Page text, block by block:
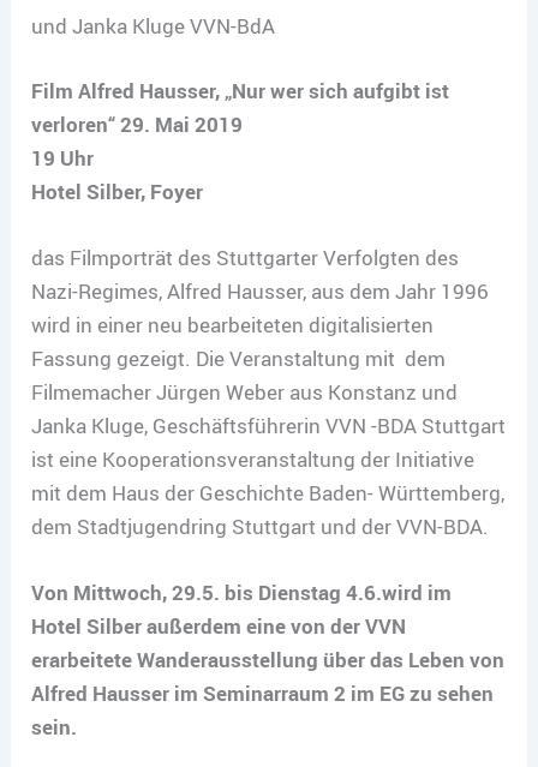
und Janka Kluge VVN-BdA
Film Alfred Hausser, „Nur wer sich aufgibt ist
verloren“29. Mai 2019
19 Uhr
Hotel Silber, Foyer
das Filmporträt des Stuttgarter Verfolgten des
Nazi-Regimes, Alfred Hausser, aus dem Jahr 1996
wird in einer neu bearbeiteten digitalisierten
Fassung gezeigt. Die Veranstaltung mit dem
Filmemacher Jürgen Weber aus Konstanz und
Janka Kluge, Geschäftsführerin VVN -BDA Stuttgart
ist eine Kooperationsveranstaltung der Initiative
mit dem Haus der Geschichte Baden- Württemberg,
dem Stadtjugendring Stuttgart und der VVN-BDA.
Von Mittwoch, 29.5. bis Dienstag 4.6.wird im
Hotel Silber außerdem eine von der VVN
erarbeitete Wanderausstellung über das Leben von
Alfred Hausser im Seminarraum 2 im EG zu sehen
sein.